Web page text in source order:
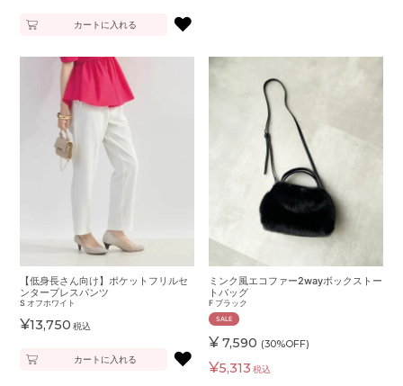
カートに入れる ♥
【低身長さん向け】ポケットフリルセ
ンタープレスパンツ
S オフホワイト
¥13,750 税込
カートに入れる ♥
ミンク風エコファー2wayボックストー
トバッグ
F ブラック
SALE
¥ 7,590 (30%OFF)
¥5,313 税込